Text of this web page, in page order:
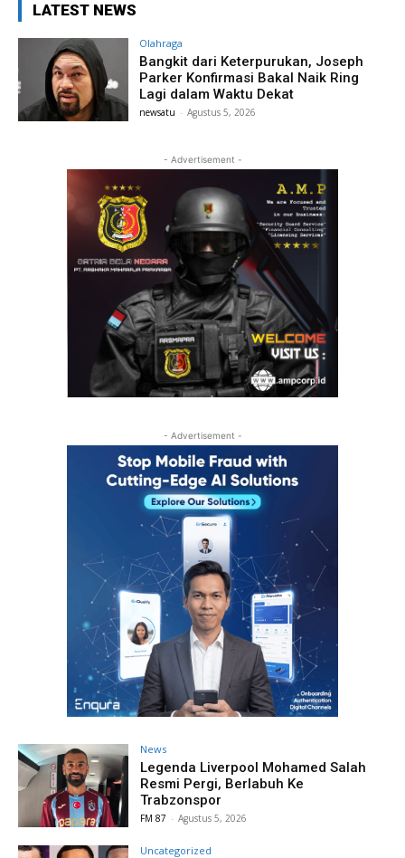
LATEST NEWS
Olahraga
Bangkit dari Keterpurukan, Joseph
Parker Konfirmasi Bakal Naik Ring
Lagi dalam Waktu Dekat
newsatu - Agustus 5, 2026
- Advertisement -
- Advertisement -
News
Legenda Liverpool Mohamed Salah
Resmi Pergi, Berlabuh Ke
Trabzonspor
FM 87 - Agustus 5, 2026
Uncategorized